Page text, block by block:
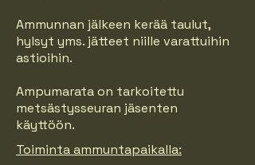
Ammunnan jälkeen kerää taulut,
hylsyt yms. jätteet niille varattuihin
astioihin.
Ampumarata on tarkoitettu
metsästysseuran jäsenten
käyttöön.
Toiminta ammuntapaikalla: